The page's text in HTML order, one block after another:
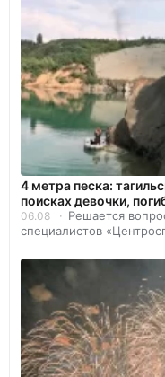
4 метра песка:
поисках девочки,
06.08
Решается
специалистов